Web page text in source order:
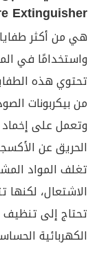
Extinguisher):
هي من أكثر
واستخدامًا في
تحتوي هذه
من بيكربونات
وتعمل على
الحريق عن
تغلف المواد
الاشتعال، لكنها
تحتاج إلى
الكهربائية